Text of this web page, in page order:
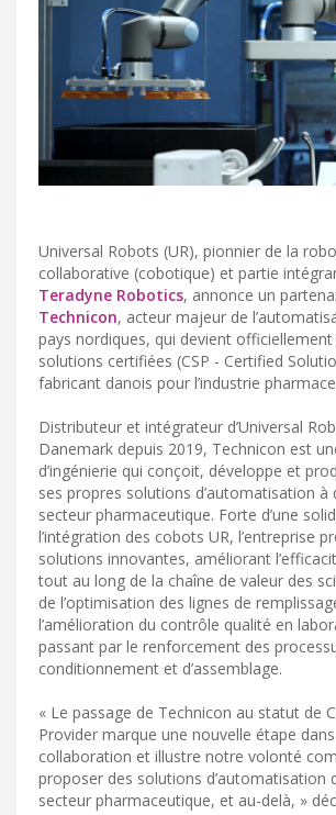
Universal Robots (UR), pionnier de la
collaborative (cobotique) et partie
Teradyne Robotics, annonce un
Technicon, acteur majeur de
pays nordiques, qui devient
solutions certifiées (CSP - Certified
fabricant danois pour l’industrie
Distributeur et intégrateur d’Universal
Danemark depuis 2019, Technicon est
d’ingénierie qui conçoit, développe et
ses propres solutions d’automatisation à
secteur pharmaceutique. Forte d’une
l’intégration des cobots UR, l’entreprise
solutions innovantes, améliorant
tout au long de la chaîne de valeur des
de l’optimisation des lignes de
l’amélioration du contrôle qualité en
passant par le renforcement des
conditionnement et d’assemblage.
« Le passage de Technicon au statut de
Provider marque une nouvelle étape
collaboration et illustre notre volonté
proposer des solutions d’automatisation
secteur pharmaceutique, et au-delà, »